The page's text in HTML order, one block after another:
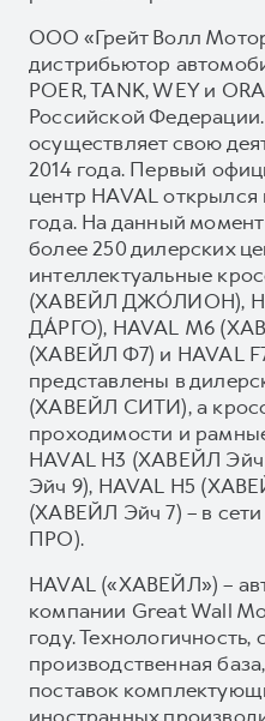
ООО «Грейт Волл
дистрибьютор
POER, TANK, WEY и
Российской
осуществляет свою
2014 года. Первый
центр HAVAL
года. На данный
более 250 дилерских
интеллектуальные
(ХАВЕЙЛ ДЖО́ЛИОН),
ДА́РГО), HAVAL М6
(ХАВЕЙЛ Ф7) и HAVAL
представлены в
(ХАВЕЙЛ СИТИ), а
проходимости и
HAVAL H3 (ХАВЕЙЛ
Эйч 9), HAVAL H5
(ХАВЕЙЛ Эйч 7) – в
ПРО).
HAVAL («ХАВЕЙЛ») –
компании Great Wall
году. Технологичность,
производственная
поставок